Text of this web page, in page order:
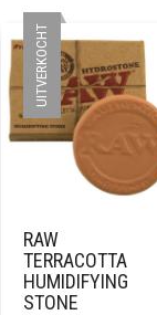
UITVERKOCHT
RAW
TERRACOTTA
HUMIDIFYING
STONE